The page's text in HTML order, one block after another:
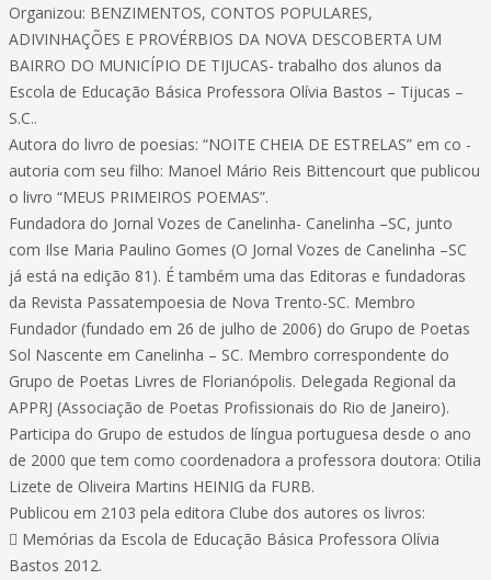
Organizou: BENZIMENTOS, CONTOS POPULARES,
ADIVINHAÇÕES E PROVÉRBIOS DA NOVA DESCOBERTA UM
BAIRRO DO MUNICÍPIO DE TIJUCAS- trabalho dos alunos da
Escola de Educação Básica Professora Olívia Bastos – Tijucas –
S.C..
Autora do livro de poesias: “NOITE CHEIA DE ESTRELAS” em co -
autoria com seu filho: Manoel Mário Reis Bittencourt que publicou
o livro “MEUS PRIMEIROS POEMAS”.
Fundadora do Jornal Vozes de Canelinha- Canelinha –SC, junto
com Ilse Maria Paulino Gomes (O Jornal Vozes de Canelinha –SC
já está na edição 81). É também uma das Editoras e fundadoras
da Revista Passatempoesia de Nova Trento-SC. Membro
Fundador (fundado em 26 de julho de 2006) do Grupo de Poetas
Sol Nascente em Canelinha – SC. Membro correspondente do
Grupo de Poetas Livres de Florianópolis. Delegada Regional da
APPRJ (Associação de Poetas Profissionais do Rio de Janeiro).
Participa do Grupo de estudos de língua portuguesa desde o ano
de 2000 que tem como coordenadora a professora doutora: Otilia
Lizete de Oliveira Martins HEINIG da FURB.
Publicou em 2103 pela editora Clube dos autores os livros:
 Memórias da Escola de Educação Básica Professora Olívia
Bastos 2012.